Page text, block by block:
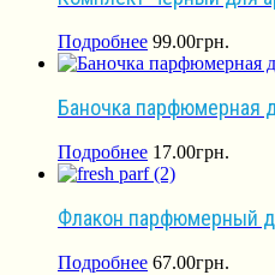
Подробнее 99.00грн.
Баночка парфюмерная
Подробнее 17.00грн.
Флакон парфюмерный
Подробнее 67.00грн.